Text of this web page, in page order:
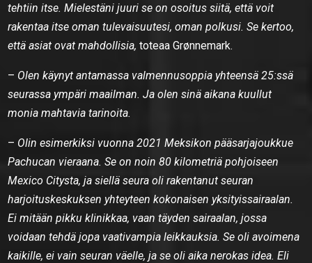
tehtiin itse. Mielestäni juuri se on osoitus siitä, että voit
rakentaa itse oman tulevaisuutesi, oman polkusi. Se kertoo,
että asiat ovat mahdollisia, toteaa Grønnemark.
– Olen käynyt antamassa valmennusoppia yhteensä 25:ssä
seurassa ympäri maailman. Ja olen sinä aikana kuullut
monia mahtavia tarinoita.
– Olin esimerkiksi vuonna 2021 Meksikon pääsarjajoukkue
Pachucan vieraana. Se on noin 80 kilometriä pohjoiseen
Mexico Citysta, ja siellä seura oli rakentanut seuran
harjoituskeskuksen yhteyteen kokonaisen yksityissairaalan.
Ei mitään pikku klinikkaa, vaan täyden sairaalan, jossa
voidaan tehdä jopa vaativampia leikkauksia. Se oli avoimena
kaikille, ei vain seuran väelle, ja se oli aika nerokas idea. Eli